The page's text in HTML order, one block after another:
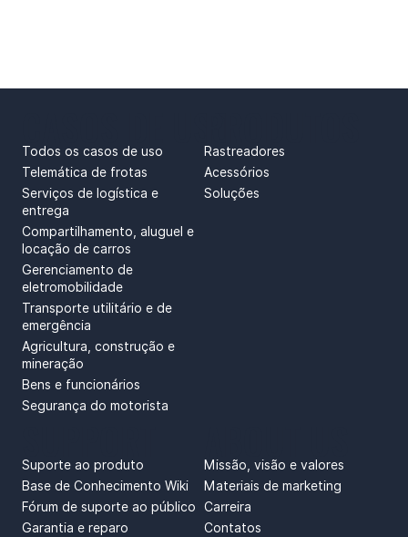
Todos os casos de uso
Telemática de frotas
Serviços de logística e
entrega
Compartilhamento, aluguel e
locação de carros
Gerenciamento de
eletromobilidade
Transporte utilitário e de
emergência
Agricultura, construção e
mineração
Bens e funcionários
Segurança do motorista
Rastreadores
Acessórios
Soluções
Missão, visão e valores
Materiais de marketing
Carreira
Contatos
Suporte ao produto
Base de Conhecimento Wiki
Fórum de suporte ao público
Garantia e reparo